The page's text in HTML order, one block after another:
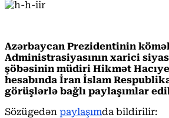
Azərbaycan Prezidentinin
Administrasiyasının xarici
şöbəsinin müdiri Hikmət
hesabında İran İslam
görüşlərlə bağlı paylaşımlar
Sözügedən paylaşımda bildirilir: